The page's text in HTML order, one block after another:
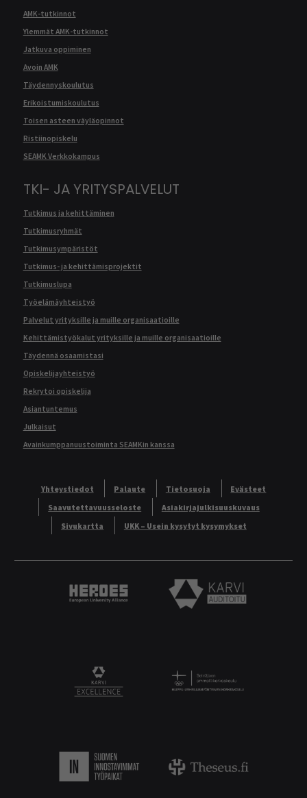
AMK-tutkinnot
Ylemmät AMK-tutkinnot
Jatkuva oppiminen
Avoin AMK
Täydennyskoulutus
Erikoistumiskoulutus
Toisen asteen väyläopinnot
Ristiinopiskelu
SEAMK Verkkokampus
TKI- JA YRITYSPALVELUT
Tutkimus ja kehittäminen
Tutkimusryhmät
Tutkimusympäristöt
Tutkimus- ja kehittämisprojektit
Tutkimuslupa
Työelämäyhteistyö
Palvelut yrityksille ja muille organisaatioille
Kehittämistyökalut yrityksille ja muille organisaatioille
Täydennä osaamistasi
Opiskelijayhteistyö
Rekrytoi opiskelija
Asiantuntemus
Julkaisut
Avainkumppanuustoiminta SEAMKin kanssa
Yhteystiedot Palaute Tietosuoja
Evästeet
Saavutettavuusseloste
Asiakirjajulkisuuskuvaus
Sivukartta
UKK – Usein kysytyt kysymykset
Heroes European University Alliance logo
Karvi Auditoitu logo
KARVI Excellence logo.Logo
Suomen innostavimmat työpaikat.
Theseus logo